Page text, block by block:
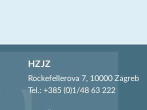
HZJZ
Rockefellerova 7, 10000 Zagreb
Tel.: +385 (0)1/48 63 222